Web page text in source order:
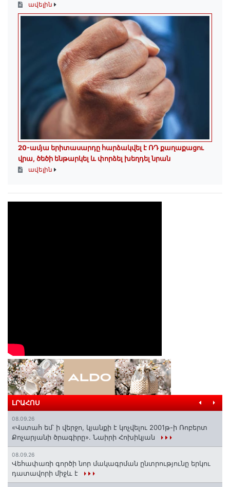
ավելին
20-ամյա երիտասարդը հարձակվել է ՌԴ քաղաքացու
վրա, ծեծի ենթարկել և փորձել խեղդել նրան
ավելին
ԼՐԱՀՈՍ
08.09.26
«Վստահ եմ՝ ի վերջո, կյանքի է կոչվելու 2001թ-ի Ռոբերտ
Քոչարյանի ծրագիրը». Նաիրի Հոխիկյան
08.09.26
Վեհափառի գործի նոր մակագրման ընտրությունը երկու
դատավորի միջև է